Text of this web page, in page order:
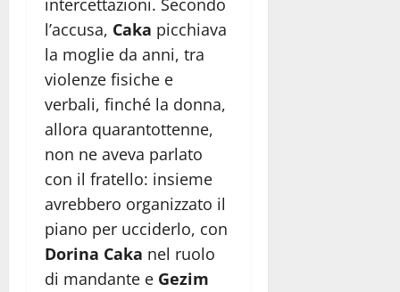
intercettazioni. Secondo
l’accusa, Caka picchiava
la moglie da anni, tra
violenze fisiche e
verbali, finché la donna,
allora quarantottenne,
non ne aveva parlato
con il fratello: insieme
avrebbero organizzato il
piano per ucciderlo, con
Dorina Caka nel ruolo
di mandante e Gezim